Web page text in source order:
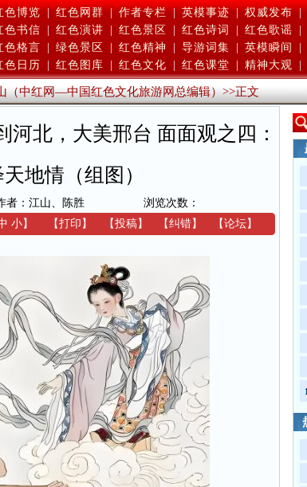
色博览 | 红色网群 | 作者专栏 | 英模事迹 | 权威发布 |
色书信
红色演讲 红色景区 红色诗词 红色歌谣
色格言
绿色景区 红色精神 导游词集 英模瞬间
色日历
红色图库 红色文化 红色课堂 精神大观
（中红网—中国红色文化旅游网总编辑）>>正文
北，大美邢台 面面观之四：
地情（组图）
者：江山、陈胜
浏览次数：
小】 【打印 】 【投稿】 【纠错】 【论坛】